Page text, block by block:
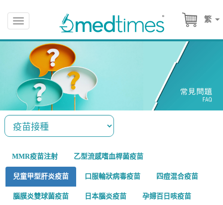
繁
Toggle
navigation
MMR疫苗注射 乙型流感嗜血桿菌疫苗
兒童甲型肝炎疫苗 口服輪狀病毒疫苗 四痘混合疫苗
腦膜炎雙球菌疫苗 日本腦炎疫苗 孕婦百日咳疫苗